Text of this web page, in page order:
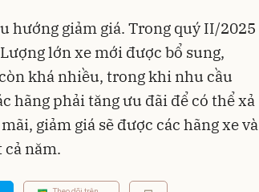
hướng giảm giá. Trong quý II/2025
lớn xe mới được bổ sung,
khá nhiều, trong khi nhu cầu
hãng phải tăng ưu đãi để có thể xả
giảm giá sẽ được các hãng xe và
năm.